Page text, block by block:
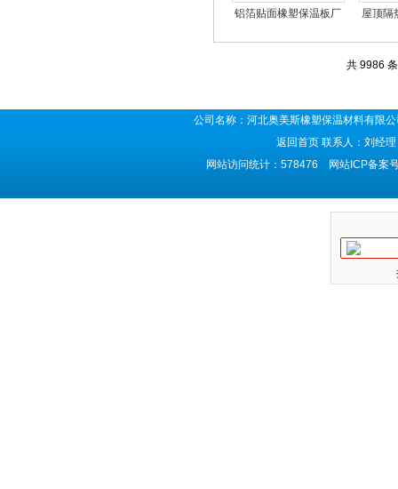
铝箔贴面橡塑保温板厂
屋顶隔
共 9986
公司名称：河北奥美斯橡塑保温材料有
返回首页 联系人：刘经
网站访问统计：578476 网站ICP备案